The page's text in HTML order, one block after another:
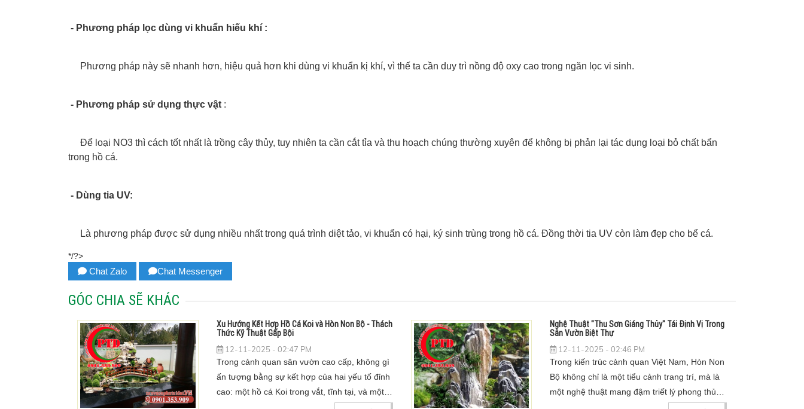
- Phương pháp lọc dùng vi khuẩn hiếu khí :
Phương pháp này sẽ nhanh hơn, hiệu quả hơn khi dùng vi khuẩn kị khí, vì thế ta cần duy trì nồng độ oxy cao trong ngăn lọc vi sinh.
- Phương pháp sử dụng thực vật :
Để loại NO3 thì cách tốt nhất là trồng cây thủy, tuy nhiên ta cần cắt tỉa và thu hoạch chúng thường xuyên để không bị phản lại tác dụng loại bỏ chất bẩn
trong hồ cá.
- Dùng tia UV:
Là phương pháp được sử dụng nhiều nhất trong quá trình diệt tảo, vi khuẩn có hại, ký sinh trùng trong hồ cá. Đồng thời tia UV còn làm đẹp cho bể cá.
*/?>
Chat Zalo Chat Messenger
GÓC CHIA SẼ KHÁC
Xu Hướng Kết Hợp Hồ Cá Koi và Hòn Non Bộ - Thách
Thức Kỹ Thuật Gấp Bội
12-11-2025 - 02:47 PM
Trong cảnh quan sân vườn cao cấp, không gì
ấn tượng bằng sự kết hợp của hai yếu tố đỉnh
cao: một hồ cá Koi trong vắt, tĩnh tại, và một
Nghệ Thuật "Thu Sơn Giáng Thủy" Tái Định Vị Trong
Sân Vườn Biệt Thự
12-11-2025 - 02:46 PM
Trong kiến trúc cảnh quan Việt Nam, Hòn Non
Bộ không chỉ là một tiểu cảnh trang trí, mà là
một nghệ thuật mang đậm triết lý phong thủy,